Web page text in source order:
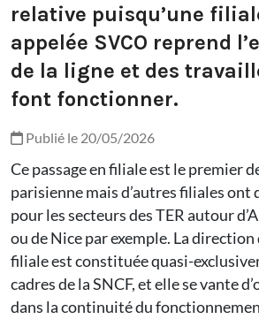
relative puisqu’une
appelée SVCO reprend
de la ligne et des
font fonctionner.
Publié le 20/05/2026
Ce passage en filiale est le premier
parisienne mais d’autres filiales ont
pour les secteurs des TER autour
ou de Nice par exemple. La
filiale est constituée quasi-
cadres de la SNCF, et elle se vante
dans la continuité du